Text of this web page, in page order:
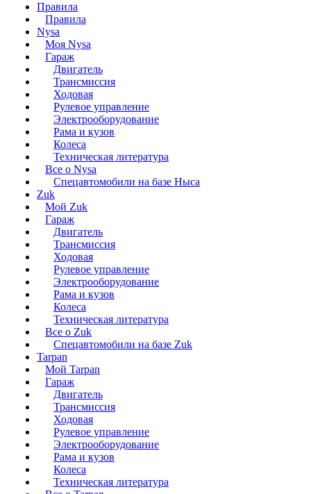
Правила
Правила
Nysa
Моя Nysa
Гараж
Двигатель
Трансмиссия
Ходовая
Рулевое управление
Электрооборудование
Рама и кузов
Колеса
Техническая литература
Все о Nysa
Спецавтомобили на базе Ныса
Zuk
Мой Zuk
Гараж
Двигатель
Трансмиссия
Ходовая
Рулевое управление
Электрооборудование
Рама и кузов
Колеса
Техническая литература
Все о Zuk
Спецавтомобили на базе Zuk
Tarpan
Мой Tarpan
Гараж
Двигатель
Трансмиссия
Ходовая
Рулевое управление
Электрооборудование
Рама и кузов
Колеса
Техническая литература